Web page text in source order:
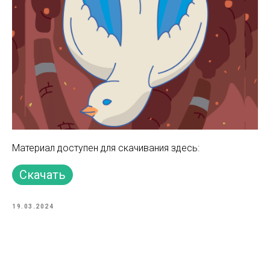
Материал доступен для скачивания здесь:
Скачать
19.03.2024